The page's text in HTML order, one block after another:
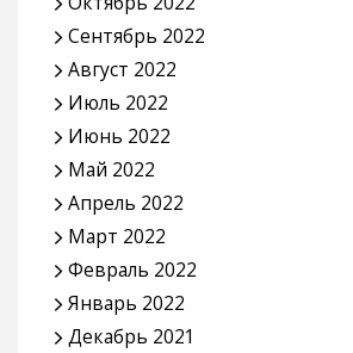
Сентябрь 2022
Август 2022
Июль 2022
Июнь 2022
Май 2022
Апрель 2022
Март 2022
Февраль 2022
Январь 2022
Декабрь 2021